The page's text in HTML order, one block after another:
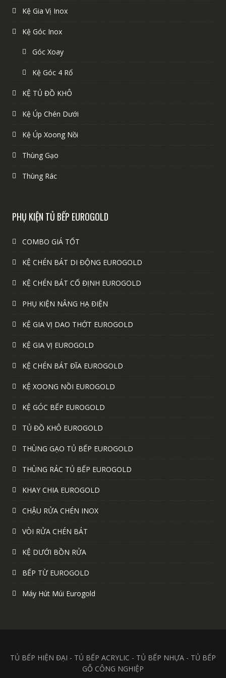
Kệ Gia Vị Inox
Kệ Góc Inox
Góc Xoay
Kệ Góc 4 Rổ
KỆ TỦ ĐỒ KHÔ
Kệ Úp Chén Dưới
Kệ Úp Xoong Nồi
Thùng Gạo
Thùng Rác
PHỤ KIỆN TỦ BẾP EUROGOLD
COMBO GIÁ TỐT
KỆ CHÉN BÁT DI ĐỘNG EUROGOLD
KỆ CHÉN BÁT CỐ ĐỊNH EUROGOLD
PHỤ KIỆN NÂNG HẠ ĐIỆN
KỆ GIA VỊ DAO THỚT EUROGOLD
KỆ GIA VỊ EUROGOLD
KỆ CHÉN BÁT ĐĨA EUROGOLD
KỆ XOONG NỒI EUROGOLD
KỆ GÓC BẾP EUROGOLD
TỦ ĐỒ KHÔ EUROGOLD
THÙNG GẠO TỦ BẾP EUROGOLD
THÙNG RÁC TỦ BẾP EUROGOLD
KHAY CHIA EUROGOLD
CHẬU RỬA CHÉN INOX
VÒI RỬA CHÉN BÁT
KỆ DƯỚI BỒN RỬA
BẾP TỪ EUROGOLD
Máy Hút Múi Eurogold
TỦ BẾP HIỆN ĐẠI - TỦ BẾP ACRYLIC - TỦ BẾP NHỰA - TỦ BẾP
GỖ CÔNG NGHIỆP